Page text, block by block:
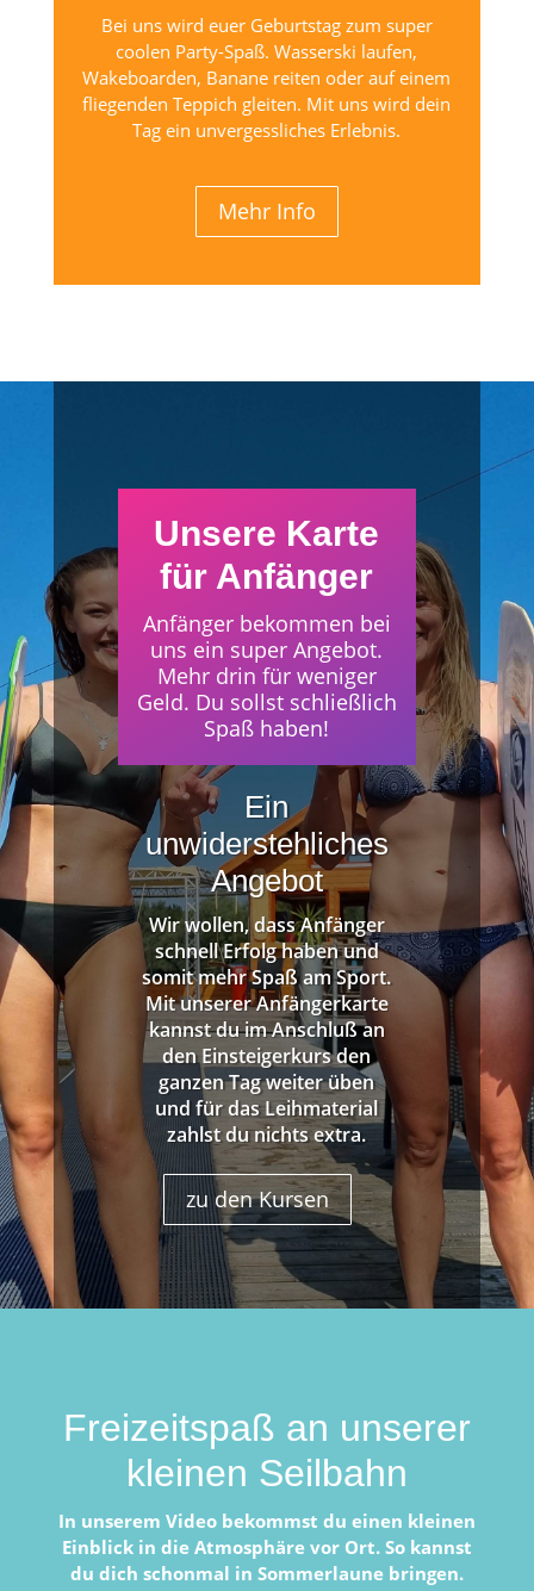
Bei uns wird euer Geburtstag zum super
coolen Party-Spaß. Wasserski laufen,
Wakeboarden, Banane reiten oder auf einem
fliegenden Teppich gleiten. Mit uns wird dein
Tag ein unvergessliches Erlebnis.
Mehr Info
Unsere Karte
für Anfänger
Anfänger bekommen bei
uns ein super Angebot.
Mehr drin für weniger
Geld. Du sollst schließlich
Spaß haben!
Ein
unwiderstehliches
Angebot
Wir wollen, dass Anfänger
schnell Erfolg haben und
somit mehr Spaß am Sport.
Mit unserer Anfängerkarte
kannst du im Anschluß an
den Einsteigerkurs den
ganzen Tag weiter üben
und für das Leihmaterial
zahlst du nichts extra.
zu den Kursen
Freizeitspaß an unserer
kleinen Seilbahn
In unserem Video bekommst du einen kleinen
Einblick in die Atmosphäre vor Ort. So kannst
du dich schonmal in Sommerlaune bringen.